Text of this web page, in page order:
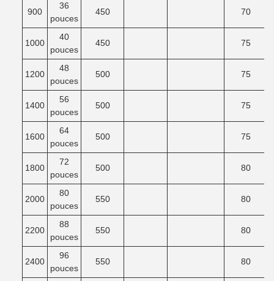
900
36
pouces
450 70
1000
40
pouces
450 75
1200
48
pouces
500 75
1400
56
pouces
500 75
1600
64
pouces
500 75
1800
72
pouces
500 80
2000
80
pouces
550 80
2200
88
pouces
550 80
2400
96
pouces
550 80